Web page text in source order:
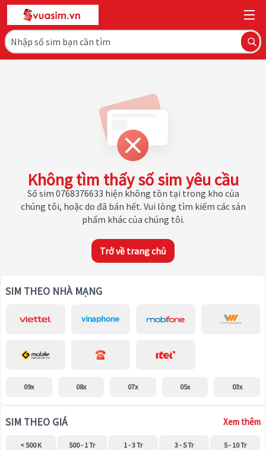
Không tìm thấy số sim yêu cầu
Số sim 0768376633 hiện không tồn tại trong kho của
chúng tôi, hoặc do đã bán hết. Vui lòng tìm kiếm các sản
phẩm khác của chúng tôi.
Trở về trang chủ
SIM THEO NHÀ MẠNG
09x 08x 07x 05x 03x
SIM THEO GIÁ Xem thêm
< 500 K 500 - 1 Tr 1 - 3 Tr 3 - 5 Tr 5 - 10 Tr